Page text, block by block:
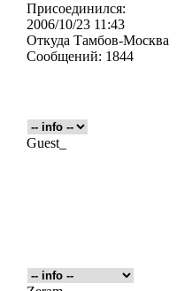
Присоединился:
2006/10/23 11:43
Откуда Тамбов-Москва
Сообщений: 1844
Guest_